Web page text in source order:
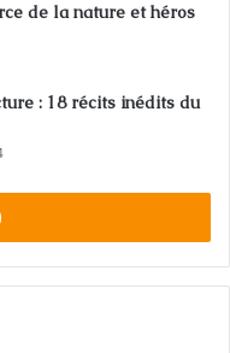
de la nature et héros
: 18 récits inédits du